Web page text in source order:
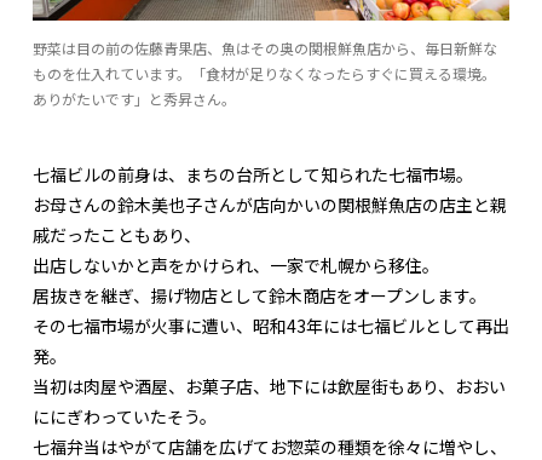
野菜は目の前の佐藤青果店、魚はその奥の関根鮮魚店から、毎日新鮮な
ものを仕入れています。「食材が足りなくなったらすぐに買える環境。
ありがたいです」と秀昇さん。
七福ビルの前身は、まちの台所として知られた七福市場。
お母さんの鈴木美也子さんが店向かいの関根鮮魚店の店主と親
戚だったこともあり、
出店しないかと声をかけられ、一家で札幌から移住。
居抜きを継ぎ、揚げ物店として鈴木商店をオープンします。
その七福市場が火事に遭い、昭和43年には七福ビルとして再出
発。
当初は肉屋や酒屋、お菓子店、地下には飲屋街もあり、おおい
ににぎわっていたそう。
七福弁当はやがて店舗を広げてお惣菜の種類を徐々に増やし、